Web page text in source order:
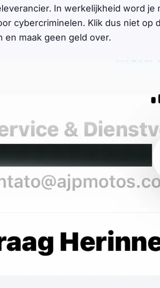
In werkelijkheid word je
cybercriminelen. Klik dus niet op
en maak geen geld over.